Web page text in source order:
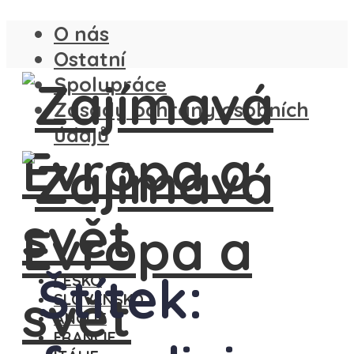
O nás
Ostatní
Spolupráce
Zásady ochrany osobních
údajů
ČESKO
SLOVENSKO
ANGLIE
FRANCIE
Štítek: